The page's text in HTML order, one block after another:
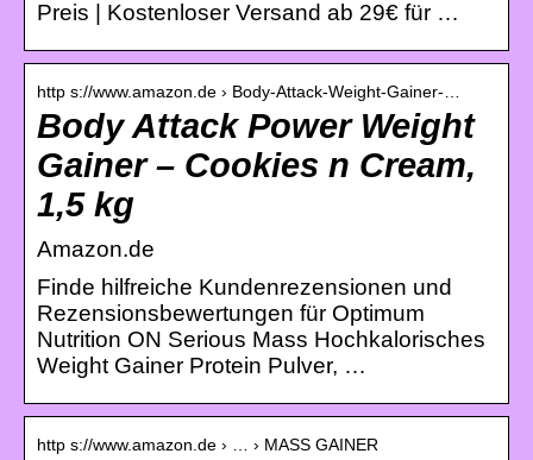
Preis | Kostenloser Versand ab 29€ für …
http s://www.amazon.de › Body-Attack-Weight-Gainer-…
Body Attack Power Weight
Gainer – Cookies n Cream,
1,5 kg
Amazon.de
Finde hilfreiche Kundenrezensionen und
Rezensionsbewertungen für Optimum
Nutrition ON Serious Mass Hochkalorisches
Weight Gainer Protein Pulver, …
http s://www.amazon.de › … › MASS GAINER